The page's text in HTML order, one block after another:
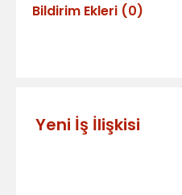
Bildirim Ekleri (0)
Yeni İş İlişkisi